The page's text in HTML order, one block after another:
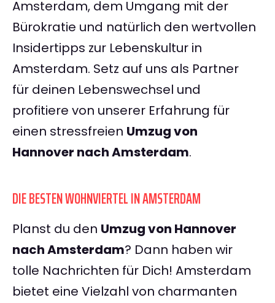
Amsterdam, dem Umgang mit der
Bürokratie und natürlich den wertvollen
Insidertipps zur Lebenskultur in
Amsterdam. Setz auf uns als Partner
für deinen Lebenswechsel und
profitiere von unserer Erfahrung für
einen stressfreien Umzug von
Hannover nach Amsterdam.
DIE BESTEN WOHNVIERTEL IN AMSTERDAM
Planst du den Umzug von Hannover
nach Amsterdam? Dann haben wir
tolle Nachrichten für Dich! Amsterdam
bietet eine Vielzahl von charmanten